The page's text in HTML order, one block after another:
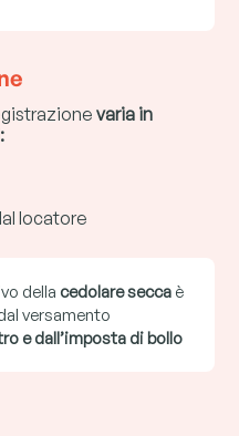
varia in
locatore
della cedolare secca è
versamento
e dall’imposta di bollo